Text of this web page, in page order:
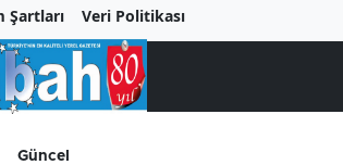
Şartları Veri Politikası
Güncel